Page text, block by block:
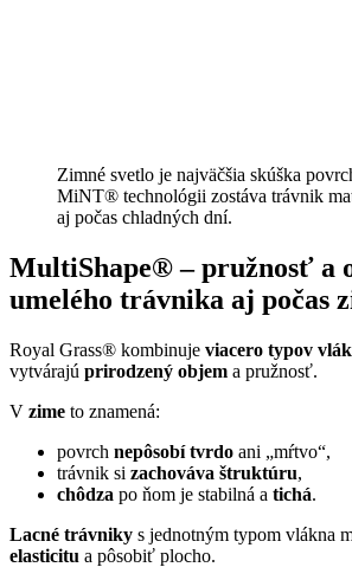
Zimné svetlo je najväčšia skúška
MiNT® technológii zostáva trávnik
aj počas chladných dní.
MultiShape® – pružnosť a
umelého trávnika aj počas
Royal Grass® kombinuje viacero typov
vytvárajú prirodzený objem a pružnosť.
V zime to znamená:
povrch nepôsobí tvrdo ani „mŕtvo“,
trávnik si zachováva štruktúru,
chôdza po ňom je stabilná a tichá.
Lacné trávniky s jednotným typom vlákna
elasticitu a pôsobiť plocho.